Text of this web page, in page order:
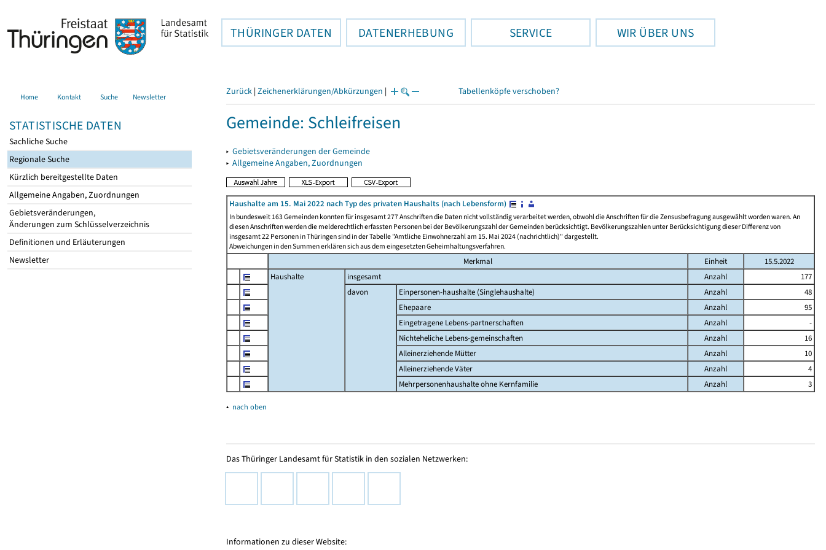
THÜRINGER DATEN DATENERHEBUNG SERVICE WIR ÜBER UNS
Home Kontakt Suche Newsletter
STATISTISCHE DATEN
Sachliche Suche
Regionale Suche
Kürzlich bereitgestellte Daten
Allgemeine Angaben, Zuordnungen
Gebietsveränderungen,
Änderungen zum Schlüsselverzeichnis
Definitionen und Erläuterungen
Newsletter
Zurück | Zeichenerklärungen/Abkürzungen | Tabellenköpfe verschoben?
Gemeinde: Schleifreisen
▸ Gebietsveränderungen der Gemeinde
▸ Allgemeine Angaben, Zuordnungen
Haushalte am 15. Mai 2022 nach Typ des privaten Haushalts (nach Lebensform)
In bundesweit 163 Gemeinden konnten für insgesamt 277 Anschriften die Daten nicht vollständig verarbeitet werden, obwohl die Anschriften für die Zensusbefragung ausgewählt worden waren. An
diesen Anschriften werden die melderechtlich erfassten Personen bei der Bevölkerungszahl der Gemeinden berücksichtigt. Bevölkerungszahlen unter Berücksichtigung dieser Differenz von
insgesamt 22 Personen in Thüringen sind in der Tabelle "Amtliche Einwohnerzahl am 15. Mai 2024 (nachrichtlich)" dargestellt.
Abweichungen in den Summen erklären sich aus dem eingesetzten Geheimhaltungsverfahren.
Merkmal Einheit
15.5.2022
Haushalte
insgesamt Anzahl
177
davon
Einpersonen-haushalte (Singlehaushalte) Anzahl
48
Ehepaare
Anzahl
95
Eingetragene Lebens-partnerschaften
Anzahl
-
Nichteheliche Lebens-gemeinschaften
Anzahl
16
Alleinerziehende Mütter
Anzahl
10
Alleinerziehende Väter
Anzahl
4
Mehrpersonenhaushalte ohne Kernfamilie
Anzahl 3
▴ nach oben
Das Thüringer Landesamt für Statistik in den sozialen Netzwerken:
Informationen zu dieser Website: